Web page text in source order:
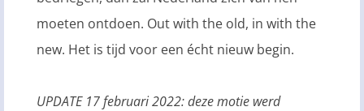
moeten ontdoen. Out with the old, in with the
new. Het is tijd voor een écht nieuw begin.
UPDATE 17 februari 2022: deze motie werd